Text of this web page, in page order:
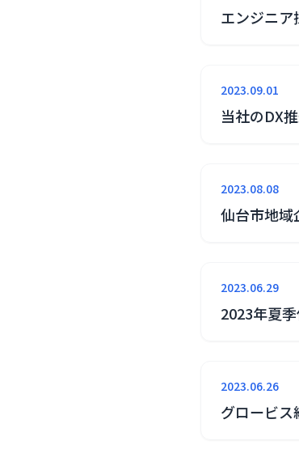
エンジニア
2023.09.01
当社のDX
2023.08.08
仙台市地域
2023.06.29
2023年夏
2023.06.26
グロービス